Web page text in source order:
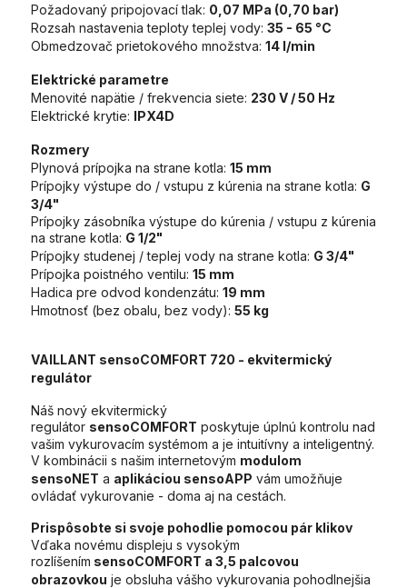
Požadovaný pripojovací tlak: 0,07 MPa (0,70 bar)
Rozsah nastavenia teploty teplej vody: 35 - 65 °C
Obmedzovač prietokového množstva: 14 l/min
Elektrické parametre
Menovité napätie / frekvencia siete: 230 V / 50 Hz
Elektrické krytie: IPX4D
Rozmery
Plynová prípojka na strane kotla: 15 mm
Prípojky výstupe do / vstupu z kúrenia na strane kotla: G
3/4"
Prípojky zásobníka výstupe do kúrenia / vstupu z kúrenia
na strane kotla: G 1/2"
Prípojky studenej / teplej vody na strane kotla: G 3/4"
Prípojka poistného ventilu: 15 mm
Hadica pre odvod kondenzátu: 19 mm
Hmotnosť (bez obalu, bez vody): 55 kg
VAILLANT sensoCOMFORT 720 - ekvitermický
regulátor
Náš nový ekvitermický
regulátor sensoCOMFORT poskytuje úplnú kontrolu nad
vašim vykurovacím systémom a je intuitívny a inteligentný.
V kombinácii s našim internetovým modulom
sensoNET a aplikáciou sensoAPP vám umožňuje
ovládať vykurovanie - doma aj na cestách.
Prispôsobte si svoje pohodlie pomocou pár klikov
Vďaka novému displeju s vysokým
rozlíšením sensoCOMFORT a 3,5 palcovou
obrazovkou je obsluha vášho vykurovania pohodlnejšia